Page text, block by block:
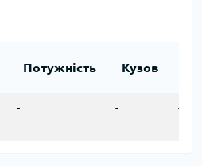
Потужність Кузов
- - -